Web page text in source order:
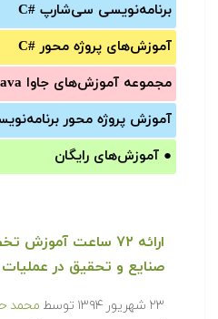
برنامه‌‌نویسی سی‌شارپ C#‎
آموزش‌های پروژه محور #C
مجموعه آموزش‌های جاوا Java
آموزش‌ پروژه محور
● آموزش‌های رایگان
ارائه ۷۲ ساعت
صنایع و تحقیق در عملیات
۲۳ شهریور ۱۳۹۴ توسط محمد